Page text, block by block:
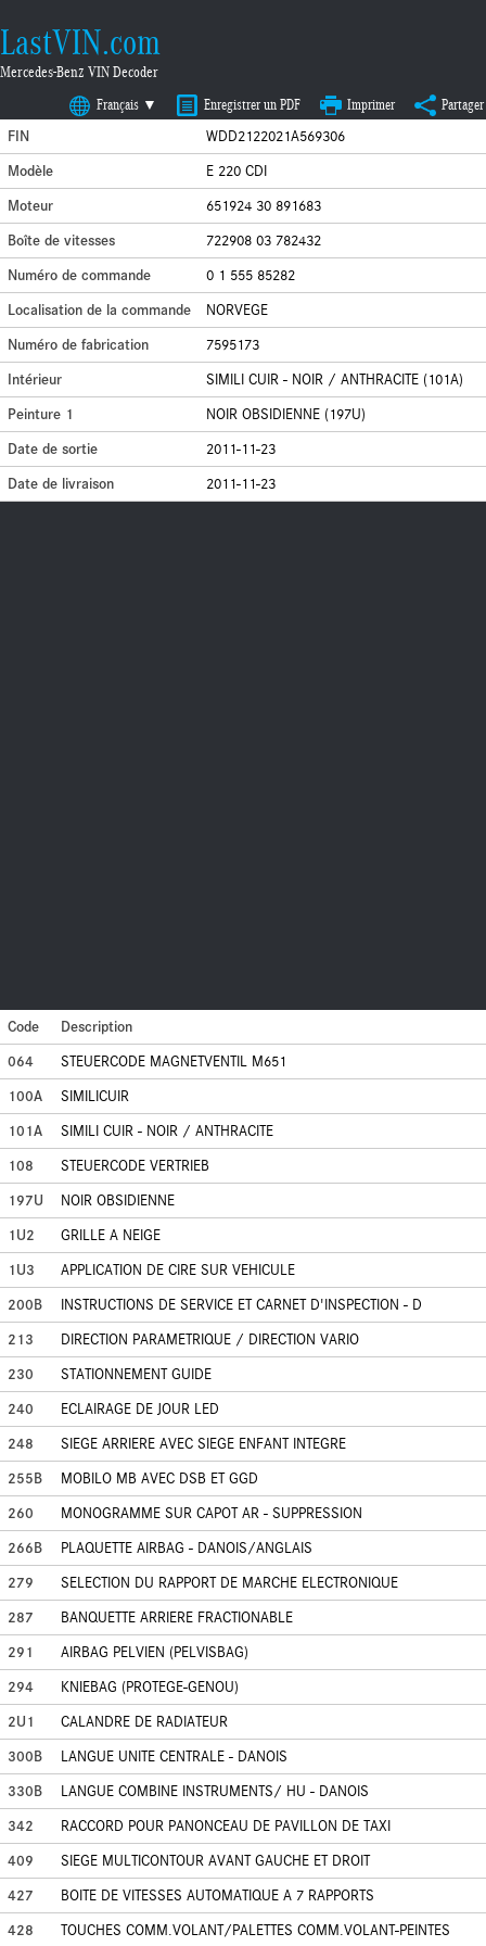
LastVIN.com
Mercedes-Benz VIN Decoder
Français ▼ Enregistrer un PDF Imprimer Partager
FIN
WDD2122021A569306
Modèle
E 220 CDI
Moteur
651924 30 891683
Boîte de vitesses
722908 03 782432
Numéro de commande
0 1 555 85282
Localisation de la commande
NORVEGE
Numéro de fabrication
7595173
Intérieur
SIMILI CUIR - NOIR / ANTHRACITE (101A)
Peinture 1
NOIR OBSIDIENNE (197U)
Date de sortie
2011-11-23
Date de livraison
2011-11-23
Code
Description
064
STEUERCODE MAGNETVENTIL M651
100A
SIMILICUIR
101A
SIMILI CUIR - NOIR / ANTHRACITE
108
STEUERCODE VERTRIEB
197U
NOIR OBSIDIENNE
1U2
GRILLE A NEIGE
1U3
APPLICATION DE CIRE SUR VEHICULE
200B
INSTRUCTIONS DE SERVICE ET CARNET D'INSPECTION - D
213
DIRECTION PARAMETRIQUE / DIRECTION VARIO
230
STATIONNEMENT GUIDE
240
ECLAIRAGE DE JOUR LED
248
SIEGE ARRIERE AVEC SIEGE ENFANT INTEGRE
255B
MOBILO MB AVEC DSB ET GGD
260
MONOGRAMME SUR CAPOT AR - SUPPRESSION
266B
PLAQUETTE AIRBAG - DANOIS/ANGLAIS
279
SELECTION DU RAPPORT DE MARCHE ELECTRONIQUE
287
BANQUETTE ARRIERE FRACTIONABLE
291
AIRBAG PELVIEN (PELVISBAG)
294
KNIEBAG (PROTEGE-GENOU)
2U1
CALANDRE DE RADIATEUR
300B
LANGUE UNITE CENTRALE - DANOIS
330B
LANGUE COMBINE INSTRUMENTS/ HU - DANOIS
342
RACCORD POUR PANONCEAU DE PAVILLON DE TAXI
409
SIEGE MULTICONTOUR AVANT GAUCHE ET DROIT
427
BOITE DE VITESSES AUTOMATIQUE A 7 RAPPORTS
428
TOUCHES COMM.VOLANT/PALETTES COMM.VOLANT-PEINTES